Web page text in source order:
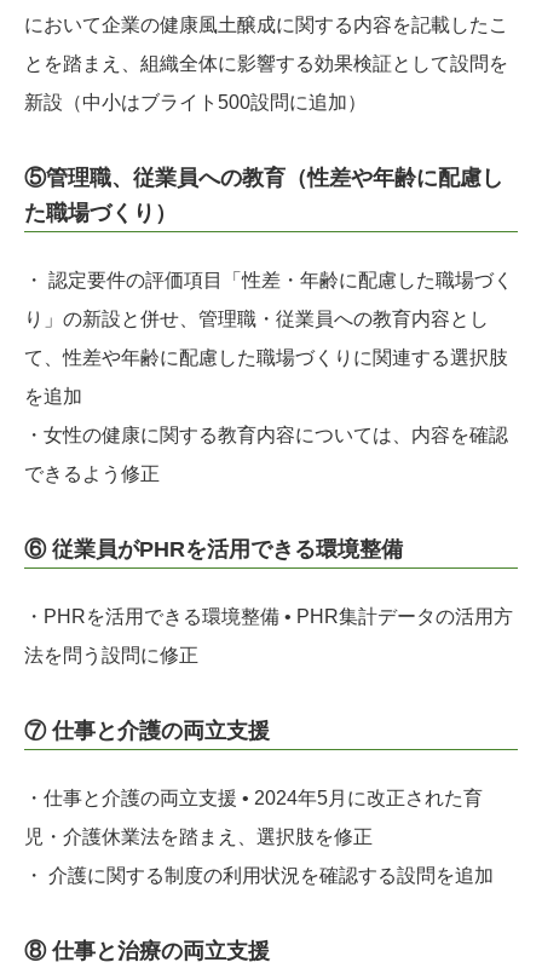
において企業の健康風土醸成に関する内容を記載したこ
とを踏まえ、組織全体に影響する効果検証として設問を
新設（中小はブライト500設問に追加）
⑤管理職、従業員への教育（性差や年齢に配慮し
た職場づくり）
・ 認定要件の評価項⽬「性差・年齢に配慮した職場づく
り」の新設と併せ、管理職・従業員への教育内容とし
て、性差や年齢に配慮した職場づくりに関連する選択肢
を追加
・女性の健康に関する教育内容については、内容を確認
できるよう修正
⑥ 従業員がPHRを活用できる環境整備
・PHRを活用できる環境整備 • PHR集計データの活用方
法を問う設問に修正
⑦ 仕事と介護の両立支援
・仕事と介護の両立支援 • 2024年5月に改正された育
児・介護休業法を踏まえ、選択肢を修正
・ 介護に関する制度の利用状況を確認する設問を追加
⑧ 仕事と治療の両立支援